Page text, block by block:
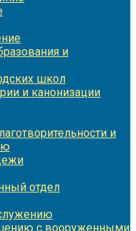
и
школ
и канонизации
и
отдел
с вооруженными